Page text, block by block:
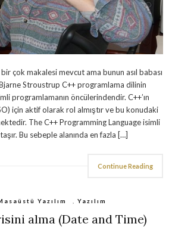
çok makalesi mevcut ama bunun asıl babası
Stroustrup C++ programlama dilinin
programlamanın öncülerindendir. C++’ın
için aktif olarak rol almıştır ve bu konudaki
The C++ Programming Language isimli
Bu sebeple alanında en fazla […]
Continue Reading
Yazılım Yazılım
alma (Date and Time)